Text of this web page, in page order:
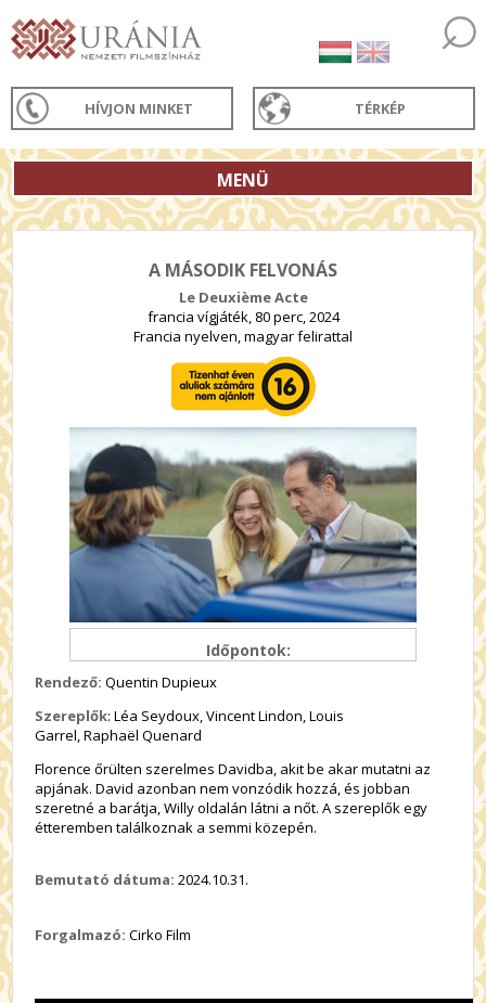
HÍVJON MINKET TÉRKÉP
MENÜ
A MÁSODIK FELVONÁS
Le Deuxième Acte
francia vígjáték, 80 perc, 2024
Francia nyelven, magyar felirattal
Időpontok:
Rendező: Quentin Dupieux
Szereplők:Léa Seydoux,Vincent Lindon,Louis
Garrel,Raphaël Quenard
Florence őrülten szerelmes Davidba, akit be akar mutatni az
apjának. David azonban nem vonzódik hozzá, és jobban
szeretné a barátja, Willy oldalán látni a nőt. A szereplők egy
étteremben találkoznak a semmi közepén.
Bemutató dátuma: 2024.10.31.
Forgalmazó: Cirko Film